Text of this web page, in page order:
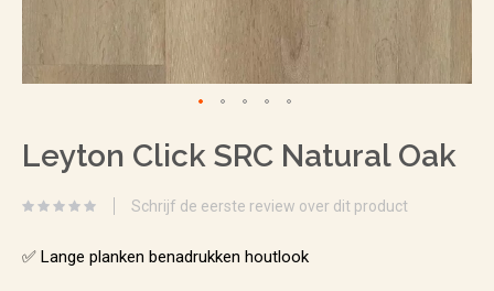
naar
van
Leyton Click SRC Natural Oak
Schrijf de eerste review over dit product
✅ Lange planken benadrukken houtlook